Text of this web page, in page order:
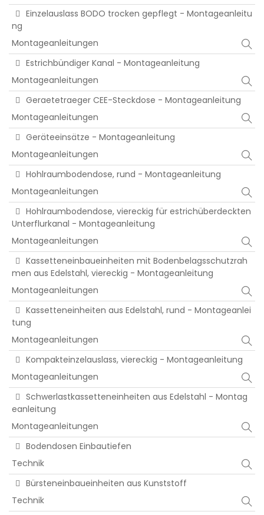
Einzelauslass BODO trocken gepflegt - Montageanleitu
ng
Montageanleitungen
Estrichbündiger Kanal - Montageanleitung
Montageanleitungen
Geraetetraeger CEE-Steckdose - Montageanleitung
Montageanleitungen
Geräteeinsätze - Montageanleitung
Montageanleitungen
Hohlraumbodendose, rund - Montageanleitung
Montageanleitungen
Hohlraumbodendose, viereckig für estrichüberdeckten
Unterflurkanal - Montageanleitung
Montageanleitungen
Kassetteneinbaueinheiten mit Bodenbelagsschutzrah
men aus Edelstahl, viereckig - Montageanleitung
Montageanleitungen
Kassetteneinheiten aus Edelstahl, rund - Montageanlei
tung
Montageanleitungen
Kompakteinzelauslass, viereckig - Montageanleitung
Montageanleitungen
Schwerlastkassetteneinheiten aus Edelstahl - Montag
eanleitung
Montageanleitungen
Bodendosen Einbautiefen
Technik
Bürsteneinbaueinheiten aus Kunststoff
Technik